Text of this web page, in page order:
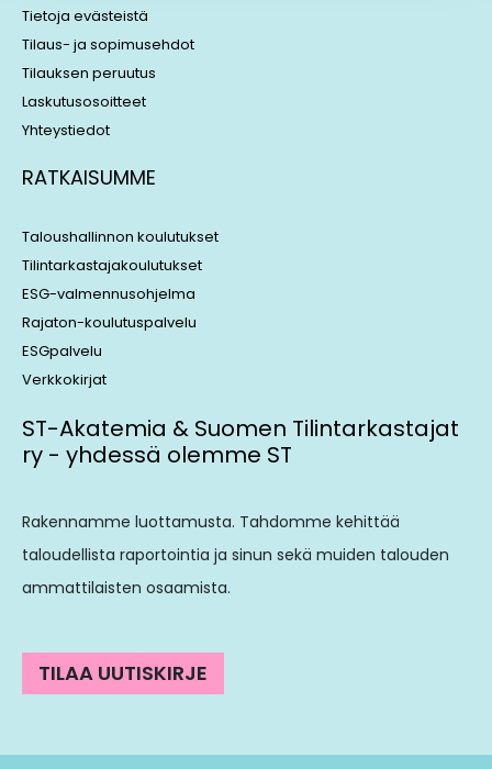
Tietoja evästeistä
Tilaus- ja sopimusehdot
Tilauksen peruutus
Laskutusosoitteet
Yhteystiedot
RATKAISUMME
Taloushallinnon koulutukset
Tilintarkastajakoulutukset
ESG-valmennusohjelma
Rajaton-koulutuspalvelu
ESGpalvelu
Verkkokirjat
ST-Akatemia & Suomen Tilintarkastajat
ry - yhdessä olemme ST
Rakennamme luottamusta. Tahdomme kehittää
taloudellista raportointia ja sinun sekä muiden talouden
ammattilaisten osaamista.
TILAA UUTISKIRJE